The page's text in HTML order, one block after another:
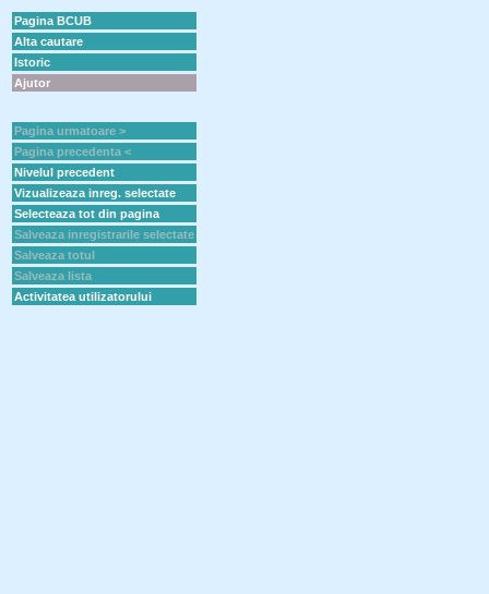
Pagina BCUB
Alta cautare
Istoric
Ajutor
Pagina urmatoare >
Pagina precedenta <
Nivelul precedent
Vizualizeaza inreg. selectate
Selecteaza tot din pagina
Salveaza inregistrarile selectate
Salveaza totul
Salveaza lista
Activitatea utilizatorului